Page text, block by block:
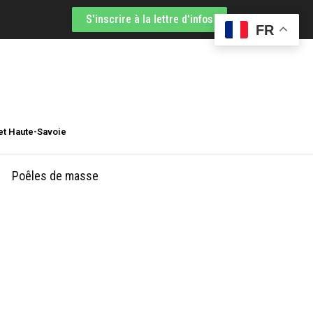
S'inscrire à la lettre d'infos
Haute-Savoie
Poêles de masse
FR